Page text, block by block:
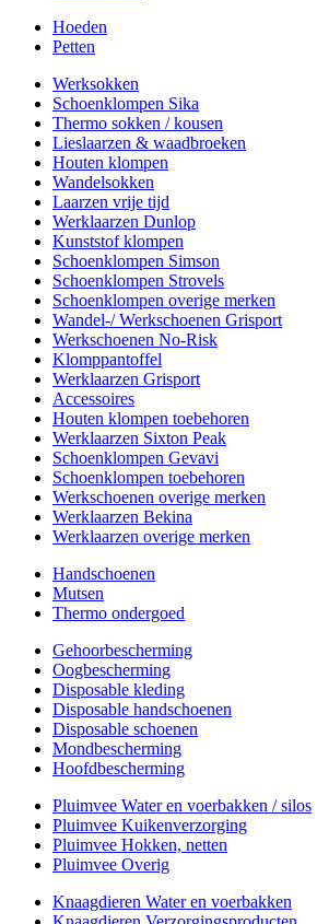
Hoeden
Petten
Werksokken
Schoenklompen Sika
Thermo sokken / kousen
Lieslaarzen & waadbroeken
Houten klompen
Wandelsokken
Laarzen vrije tijd
Werklaarzen Dunlop
Kunststof klompen
Schoenklompen Simson
Schoenklompen Strovels
Schoenklompen overige merken
Wandel-/ Werkschoenen Grisport
Werkschoenen No-Risk
Klomppantoffel
Werklaarzen Grisport
Accessoires
Houten klompen toebehoren
Werklaarzen Sixton Peak
Schoenklompen Gevavi
Schoenklompen toebehoren
Werkschoenen overige merken
Werklaarzen Bekina
Werklaarzen overige merken
Handschoenen
Mutsen
Thermo ondergoed
Gehoorbescherming
Oogbescherming
Disposable kleding
Disposable handschoenen
Disposable schoenen
Mondbescherming
Hoofdbescherming
Pluimvee Water en voerbakken / silos
Pluimvee Kuikenverzorging
Pluimvee Hokken, netten
Pluimvee Overig
Knaagdieren Water en voerbakken